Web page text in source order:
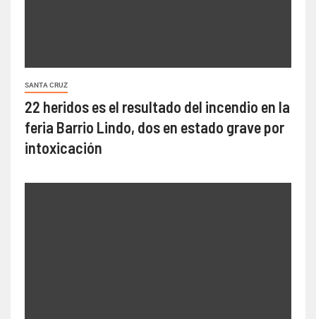
SANTA CRUZ
22 heridos es el resultado del incendio en la
feria Barrio Lindo, dos en estado grave por
intoxicación